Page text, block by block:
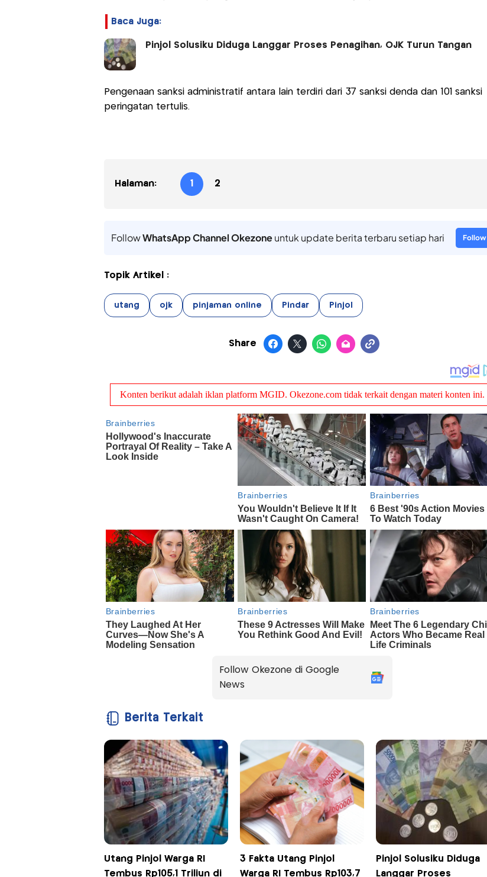
Baca Juga:
Pinjol Solusiku Diduga Langgar Proses Penagihan, OJK Turun Tangan
Pengenaan sanksi administratif antara lain terdiri dari 37 sanksi denda dan 101 sanksi
peringatan tertulis.
Halaman: 1 2
FollowWhatsApp Channel Okezoneuntuk update berita terbaru setiap hari Follow
Topik Artikel :
utang ojk pinjaman online Pindar Pinjol
Share
Follow Okezone di Google
News
Berita Terkait
Utang Pinjol Warga RI
Tembus Rp105,1 Triliun di
3 Fakta Utang Pinjol
Warga RI Tembus Rp103,7
Pinjol Solusiku Diduga
Langgar Proses